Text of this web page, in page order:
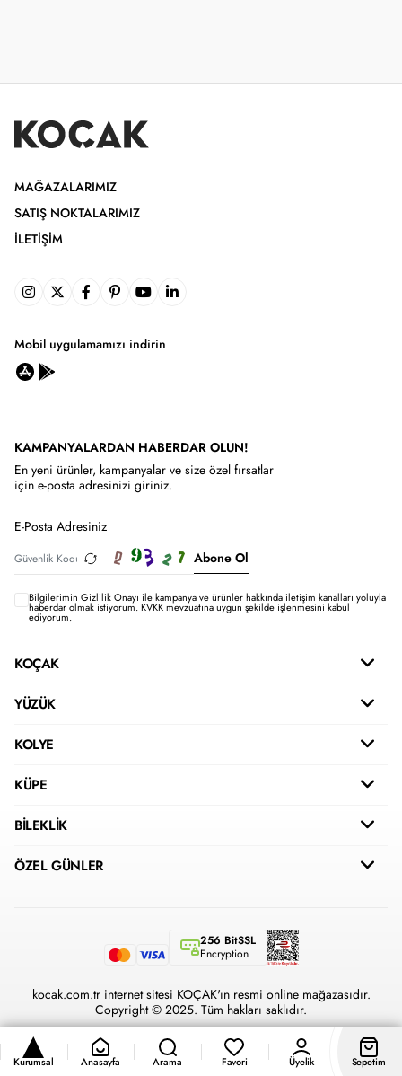
Kurumsal Anasayfa Arama Favori Üyelik Sepetim
MAĞAZALARIMIZ
SATIŞ NOKTALARIMIZ
İLETIŞIM
Mobil uygulamamızı indirin
KAMPANYALARDAN HABERDAR OLUN!
En yeni ürünler, kampanyalar ve size özel fırsatlar
için e-posta adresinizi giriniz.
Abone Ol
Bilgilerimin Gizlilik Onayı ile kampanya ve ürünler hakkında iletişim kanalları yoluyla
haberdar olmak istiyorum.KVKK mevzuatına uygun şekilde işlenmesini kabul
ediyorum.
KOÇAK
YÜZÜK
KOLYE
KÜPE
BİLEKLİK
ÖZEL GÜNLER
256 BitSSL
Encryption
kocak.com.tr internet sitesi KOÇAK'ın resmi online mağazasıdır.
Copyright © 2025. Tüm hakları saklıdır.
Hipotenüs Yeni Nesil E-Ticaret Sistemleri ile Hazırlanmıştır.